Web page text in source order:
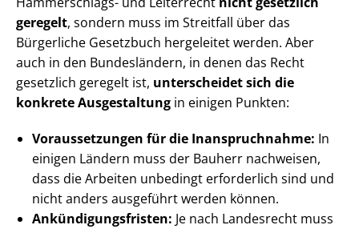
geregelt, sondern muss im Streitfall über das
Bürgerliche Gesetzbuch hergeleitet werden. Aber
auch in den Bundesländern, in denen das Recht
gesetzlich geregelt ist, unterscheidet sich die
konkrete Ausgestaltung in einigen Punkten:
Voraussetzungen für die Inanspruchnahme: In
einigen Ländern muss der Bauherr nachweisen,
dass die Arbeiten unbedingt erforderlich sind und
nicht anders ausgeführt werden können.
An­kün­di­gungs­fris­ten: Je nach Landesrecht muss